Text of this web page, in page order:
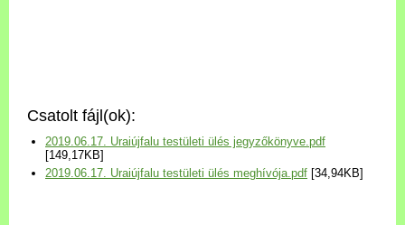
Választási információk
Versenyképes Járások
Csatolt fájl(ok):
2019.06.17. Uraiújfalu testületi ülés jegyzőkönyve.pdf
[149,17KB]
2019.06.17. Uraiújfalu testületi ülés meghívója.pdf [34,94KB]